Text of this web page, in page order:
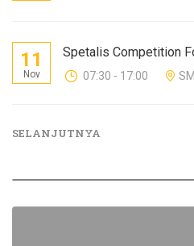
11
Nov
Spetalis Competition
07:30 - 17:00
SELANJUTNYA